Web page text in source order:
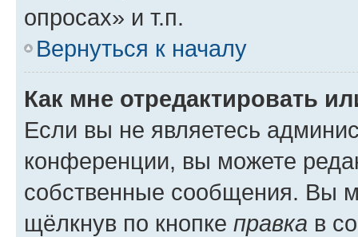
опросах» и т.п.
Вернуться к началу
Как мне отредактировать
Если вы не являетесь
конференции, вы можете
собственные сообщения. Вы
щёлкнув по кнопке правка в